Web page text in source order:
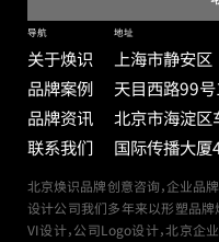
导航
关于焕识
品牌案例
品牌资讯
联系我们
地址
上海市静安区
天目西路99号
北京市海淀区
国际传播大厦
北京焕识品牌创意咨询，企业品
设计公司我们多年来以形塑品牌
VI设计，公司Logo设计，北京企